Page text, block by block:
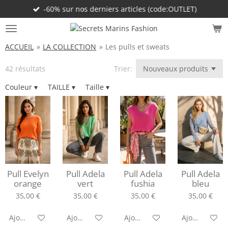
au
contenu
-60% sur nos derniers articles (code:OUTLET)
ACCUEIL » LA COLLECTION » Les pulls et sweats
42 résultats
Trier:
Couleur ▾ TAILLE ▾ Taille ▾
Pull Evelyn
orange
35,00 €
Ajouter au panier
Pull Adela
vert
35,00 €
Ajouter au panier
Pull Adela
fushia
35,00 €
Ajouter au panier
Pull Adela
bleu
35,00 €
Ajouter au